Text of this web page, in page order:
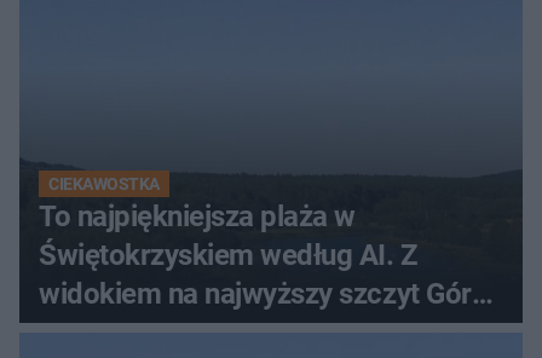
CIEKAWOSTKA
To najpiękniejsza plaża w
Świętokrzyskiem według AI. Z
widokiem na najwyższy szczyt Gór
Świętokrzyskich